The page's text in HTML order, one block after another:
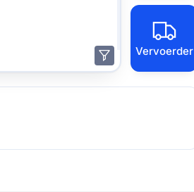
Vervoerder